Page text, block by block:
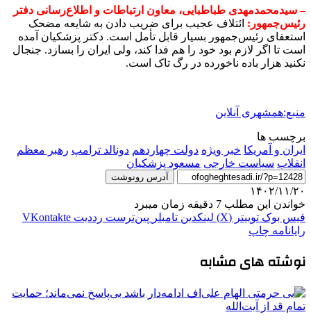
–سیدمحمدمهدی طباطبایی، معاون ارتباطات و اطلاع‌رسانی دفتر
رئیس‌جمهور: ائتلاف عجیب برای ضریب دادن به شایعه مضحک
استعفای رئیس‌جمهور بسیار قابل تأمل است. دکتر پزشکیان آمده
است تا اگر لازم بود خود را هم فدا کند، ولی ایران را بسازد. جنجال
نکنید هزار باده ناخورده در رگ تاک است.
منبع:همشهری آنلاین
برچسب ها
ایران و آمریکا خبر ویژه دولت چهاردهم دونالد ترامپ رهبر معظم
انقلاب سیاست‌ خارجی مسعود پزشکیان
آدرس رونوشت
۱۴۰۲/۱۱/۲۰
خواندن این مطلب 7 دقیقه زمان میبرد
فیس بوک توییتر (X) لینکدین ‫تامبلر ‫پین‌ترست ‫رددیت ‫VKontakte
رایانامه چاپ
نوشته های مشابه